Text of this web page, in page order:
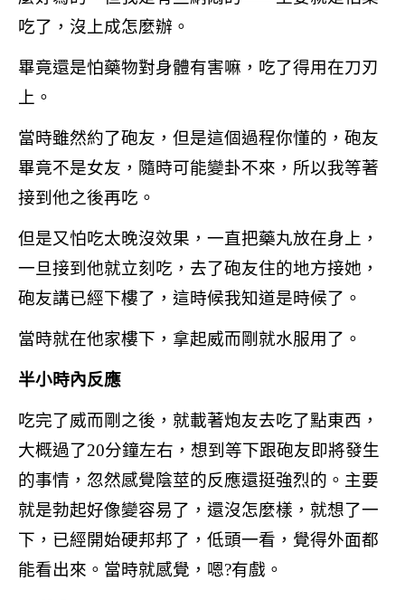
吃了，沒上成怎麼辦。
畢竟還是怕藥物對身體有害嘛，吃了得用在刀刃
上。
當時雖然約了砲友，但是這個過程你懂的，砲友
畢竟不是女友，隨時可能變卦不來，所以我等著
接到他之後再吃。
但是又怕吃太晚沒效果，一直把藥丸放在身上，
一旦接到他就立刻吃，去了砲友住的地方接她，
砲友講已經下樓了，這時候我知道是時候了。
當時就在他家樓下，拿起威而剛就水服用了。
半小時內反應
吃完了威而剛之後，就載著炮友去吃了點東西，
大概過了20分鐘左右，想到等下跟砲友即將發生
的事情，忽然感覺陰莖的反應還挺強烈的。主要
就是勃起好像變容易了，還沒怎麼樣，就想了一
下，已經開始硬邦邦了，低頭一看，覺得外面都
能看出來。當時就感覺，嗯?有戲。